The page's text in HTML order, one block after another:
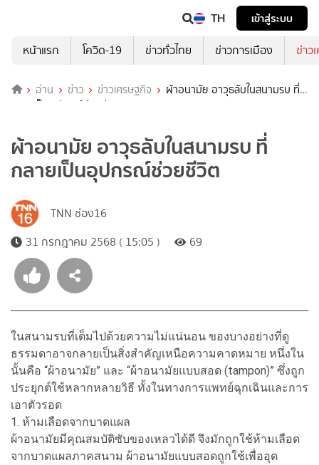
TH
เข้าสู่ระบบ
หน้าแรก
โควิด-19 ข่าวทั่วไทย ข่าวการเมือง ข่าว
อ่าน ข่าว ข่าวเศรษฐกิจ
ผ้าอนามัย อาวุธลับในสนามรบ ที่
กลายเป็นอุปกรณ์ช่วยชีวิต
ผ้าอนามัย อาวุธลับในสนามรบ ที่
กลายเป็นอุปกรณ์ช่วยชีวิต
TNN ช่อง16
31 กรกฎาคม 2568 ( 15:05 )
69
ในสนามรบที่เต็มไปด้วยความไม่แน่นอน ของบางอย่างที่ดู
ธรรมดาอาจกลายเป็นสิ่งสำคัญเหนือความคาดหมาย หนึ่งใน
นั้นคือ “ผ้าอนามัย” และ “ผ้าอนามัยแบบสอด (tampon)” ซึ่งถูก
ประยุกต์ใช้หลากหลายวิธี ทั้งในทางการแพทย์ฉุกเฉินและการ
เอาตัวรอด
1. ห้ามเลือดจากบาดแผล
ผ้าอนามัยมีคุณสมบัติซับของเหลวได้ดี จึงมักถูกใช้ห้ามเลือด
จากบาดแผลภาคสนาม ผ้าอนามัยแบบสอดถูกใช้เพื่ออุด